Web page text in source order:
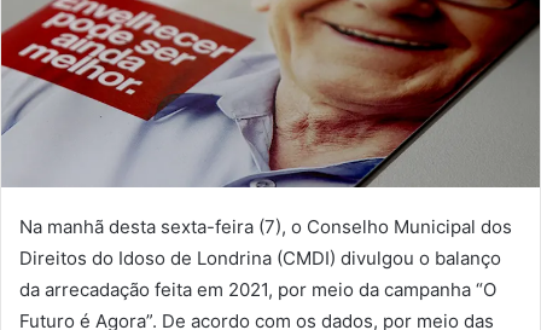
Na manhã desta sexta-feira (7), o Conselho Municipal dos
Direitos do Idoso de Londrina (CMDI) divulgou o balanço
da arrecadação feita em 2021, por meio da campanha “O
Futuro é Agora”. De acordo com os dados, por meio das